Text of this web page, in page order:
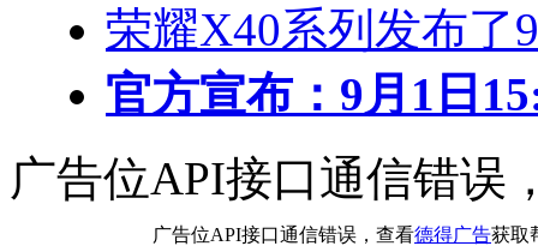
荣耀X40系列发布了
官方宣布：9月1日
广告位API接口通信错误
广告位API接口通信错误，查看德得广告获取